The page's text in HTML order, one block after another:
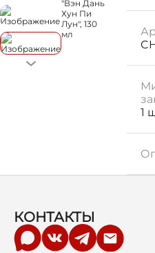
1
КОНТАКТЫ